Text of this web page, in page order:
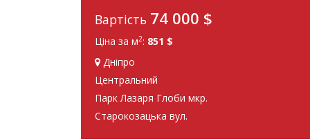
Вартість 74 000 $
Ціна за м2: 851 $
Дніпро
Центральний
Парк Лазаря Глоби мкр.
Старокозацька вул.